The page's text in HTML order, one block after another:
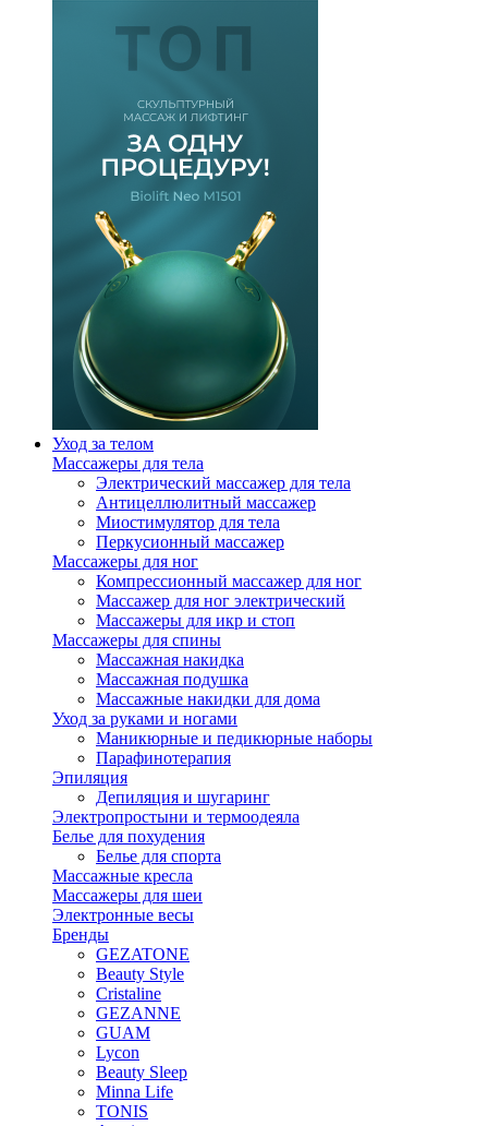
Уход за телом
Массажеры для тела
Электрический массажер для тела
Антицеллюлитный массажер
Миостимулятор для тела
Перкусионный массажер
Массажеры для ног
Компрессионный массажер для ног
Массажер для ног электрический
Массажеры для икр и стоп
Массажеры для спины
Массажная накидка
Массажная подушка
Массажные накидки для дома
Уход за руками и ногами
Маникюрные и педикюрные наборы
Парафинотерапия
Эпиляция
Депиляция и шугаринг
Электропростыни и термоодеяла
Белье для похудения
Белье для спорта
Массажные кресла
Массажеры для шеи
Электронные весы
Бренды
GEZATONE
Beauty Style
Cristaline
GEZANNE
GUAM
Lycon
Beauty Sleep
Minna Life
TONIS